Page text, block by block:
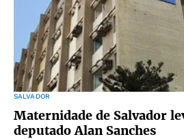
SALVADOR
Maternidade de Salvador
deputado Alan Sanches